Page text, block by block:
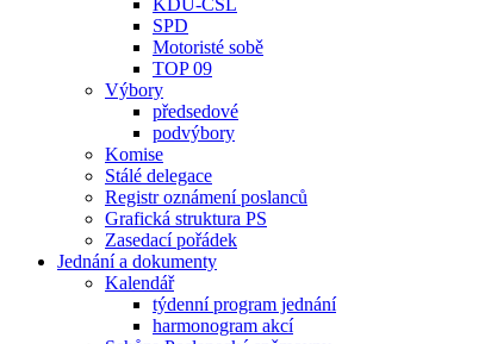
SPD
Motoristé sobě
TOP 09
Výbory
předsedové
podvýbory
Komise
Stálé delegace
Registr oznámení poslanců
Grafická struktura PS
Zasedací pořádek
Jednání a dokumenty
Kalendář
týdenní program jednání
harmonogram akcí